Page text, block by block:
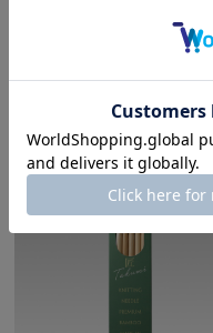
他にもこんな商品があります